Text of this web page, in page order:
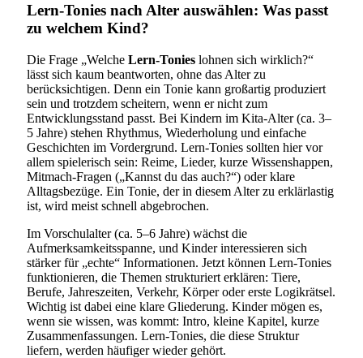
Lern-Tonies nach Alter auswählen: Was passt
zu welchem Kind?
Die Frage „Welche Lern-Tonies lohnen sich wirklich?“
lässt sich kaum beantworten, ohne das Alter zu
berücksichtigen. Denn ein Tonie kann großartig produziert
sein und trotzdem scheitern, wenn er nicht zum
Entwicklungsstand passt. Bei Kindern im Kita-Alter (ca. 3–
5 Jahre) stehen Rhythmus, Wiederholung und einfache
Geschichten im Vordergrund. Lern-Tonies sollten hier vor
allem spielerisch sein: Reime, Lieder, kurze Wissenshappen,
Mitmach-Fragen („Kannst du das auch?“) oder klare
Alltagsbezüge. Ein Tonie, der in diesem Alter zu erklärlastig
ist, wird meist schnell abgebrochen.
Im Vorschulalter (ca. 5–6 Jahre) wächst die
Aufmerksamkeitsspanne, und Kinder interessieren sich
stärker für „echte“ Informationen. Jetzt können Lern-Tonies
funktionieren, die Themen strukturiert erklären: Tiere,
Berufe, Jahreszeiten, Verkehr, Körper oder erste Logikrätsel.
Wichtig ist dabei eine klare Gliederung. Kinder mögen es,
wenn sie wissen, was kommt: Intro, kleine Kapitel, kurze
Zusammenfassungen. Lern-Tonies, die diese Struktur
liefern, werden häufiger wieder gehört.